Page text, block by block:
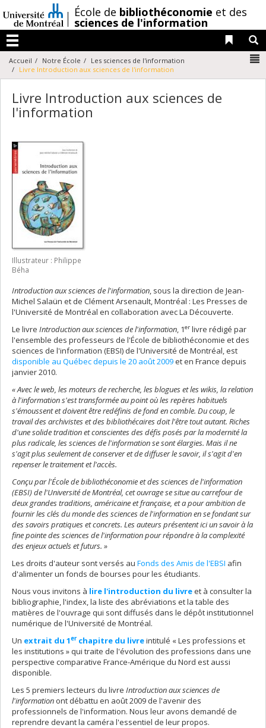
au
contenu
/École de bibliothéconomie et des
sciences de l'information
Menu
Liens
Accueil Notre École
Les sciences de l'information
Livre Introduction aux sciences de l'information
Livre Introduction aux sciences de
l'information
Illustrateur : Philippe
Béha
Introduction aux sciences de l'information, sous la direction de Jean-
Michel Salaün et de Clément Arsenault, Montréal : Les Presses de
l'Université de Montréal en collaboration avec La Découverte.
Le livre Introduction aux sciences de l'information, 1er livre rédigé par
l'ensemble des professeurs de l'École de bibliothéconomie et des
sciences de l'information (EBSI) de l'Université de Montréal, est
disponible au Québec depuis le 20 août 2009et en France depuis
janvier 2010.
« Avec le web, les moteurs de recherche, les blogues et les wikis, la relation
à l'information s'est transformée au point où les repères habituels
s'émoussent et doivent être redéfinis de fond en comble. Du coup, le
travail des archivistes et des bibliothécaires doit l'être tout autant. Riches
d'une solide tradition et conscientes des défis posés par la modernité la
plus radicale, les sciences de l'information se sont élargies. Mais il ne
s'agit plus seulement de conserver et de diffuser le savoir, il s'agit d'en
repenser le traitement et l'accès.
Conçu par l'École de bibliothéconomie et des sciences de l'information
(EBSI) de l'Université de Montréal, cet ouvrage se situe au carrefour de
deux grandes traditions, américaine et française, et a pour ambition de
fournir les clés du monde des sciences de l'information en se fondant sur
des savoirs pratiques et concrets. Les auteurs présentent ici un savoir à la
fine pointe des sciences de l'information pour répondre à la complexité
des enjeux actuels et futurs. »
Les droits d'auteur sont versés au Fonds des Amis de l'EBSI afin
d'alimenter un fonds de bourses pour les étudiants.
Nous vous invitons à lire l'introduction du livreet à consulter la
bibliographie, l'index, la liste des abréviations et la table des
matières de l'ouvrage qui sont diffusés dans le dépôt institutionnel
numérique de l'Université de Montréal.
Un extrait du 1erchapitre du livreintitulé « Les professions et
les institutions » qui traite de l'évolution des professions dans une
perspective comparative France-Amérique du Nord est aussi
disponible.
Les 5 premiers lecteurs du livre Introduction aux sciences de
l'information ont débattu en août 2009 de l'avenir des
professionnels de l'information. Nous leur avons demandé de
reprendre devant la caméra l'essentiel de leur propos.